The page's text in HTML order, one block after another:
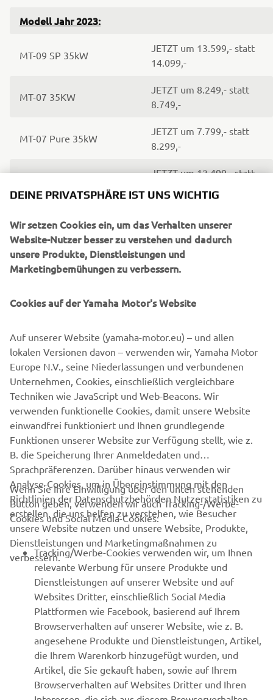
Modell Jahr 2023:
MT-09 SP 35kW
JETZT um 13.599,- statt
14.099,-
MT-07 35KW
JETZT um 8.249,- statt
8.749,-
MT-07 Pure 35kW
JETZT um 7.799,- statt
8.299,-
JETZT um 12.499,- statt
XSR700 35kW(MY22)
9.349,-
XSR700 35kW Xtribute/
Legacy(MY22 + 23)
JETZT um 9.849,- statt
10.249,-
Modell Jahr 2024:
MT-07 35KW
JETZT um 8.449,- statt
8.749,-
MT-07 Pure 35kW
JETZT um 7.999,- statt
8.299,-
UNTERNEHMEN
B2B
MEHR YAMAHA
SUPPORT
NEWSLETTER
Erfahre als Erster von den neuesten Angeboten,
Sonderveranstaltungen, Neuerscheinungen und vielem mehr.
DEINE PRIVATSPHÄRE IST UNS WICHTIG
Wir setzen Cookies ein, um das Verhalten unserer
Website-Nutzer besser zu verstehen und dadurch
unsere Produkte, Dienstleistungen und
Marketingbemühungen zu verbessern.
Cookies auf der Yamaha Motor's Website
Auf unserer Website (yamaha-motor.eu) – und allen
lokalen Versionen davon – verwenden wir, Yamaha Motor
Europe N.V., seine Niederlassungen und verbundenen
Unternehmen, Cookies, einschließlich vergleichbare
Techniken wie JavaScript und Web-Beacons. Wir
verwenden funktionelle Cookies, damit unsere Website
einwandfrei funktioniert und Ihnen grundlegende
Funktionen unserer Website zur Verfügung stellt, wie z.
B. die Speicherung Ihrer Anmeldedaten und
Sprachpräferenzen. Darüber hinaus verwenden wir
Analyse-Cookies, um in Übereinstimmung mit den
Richtlinien der Datenschutzbehörden Nutzerstatistiken zu
erstellen, die uns helfen zu verstehen, wie Besucher
unsere Website nutzen und unsere Website, Produkte,
Dienstleistungen und Marketingmaßnahmen zu
verbessern.
Wenn Sie Ihre Einwilligung über den unten stehenden
Button geben, verwenden wir auch Tracking-/Werbe-
Cookies und Social Media-Cookies:
Tracking/Werbe-Cookies verwenden wir, um Ihnen
relevante Werbung für unsere Produkte und
Dienstleistungen auf unserer Website und auf
Websites Dritter, einschließlich Social Media
Plattformen wie Facebook, basierend auf Ihrem
Browserverhalten auf unserer Website, wie z. B.
angesehene Produkte und Dienstleistungen, Artikel,
die Ihrem Warenkorb hinzugefügt wurden, und
Artikel, die Sie gekauft haben, sowie auf Ihrem
Browserverhalten auf Websites Dritter und Ihren